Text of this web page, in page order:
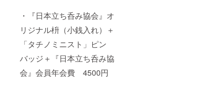
・『日本立ち呑み協会』オ
リジナル枡（小銭入れ）＋
「タチノミニスト」ピン
バッジ＋『日本立ち呑み協
会』会員年会費 4500円